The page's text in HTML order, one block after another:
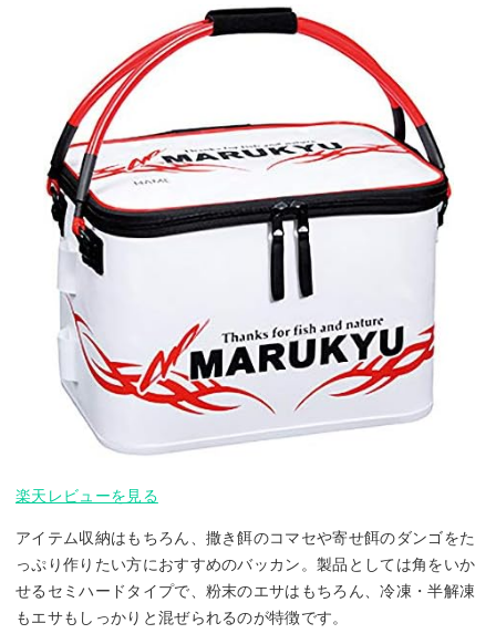
楽天レビューを見る
アイテム収納はもちろん、撒き餌のコマセや寄せ餌のダンゴをた
っぷり作りたい方におすすめのバッカン。製品としては角をいか
せるセミハードタイプで、粉末のエサはもちろん、冷凍・半解凍
もエサもしっかりと混ぜられるのが特徴です。